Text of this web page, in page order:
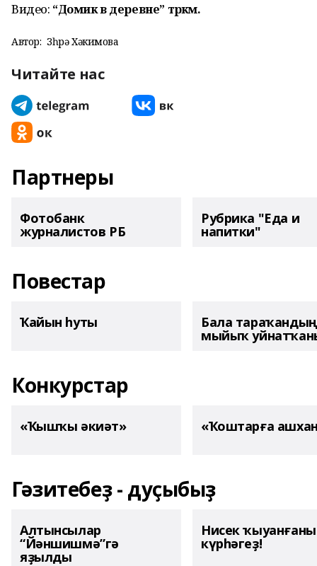
Видео: “Домик в деревне” төркөмө.
Автор: Зөһрә Хәкимова
Читайте нас
Партнеры
Фотобанк
журналистов РБ
Рубрика "Еда и
напитки"
Повестар
Ҡайын һуты Бала тараҡандың
мыйыҡ
Конкурстар
«Ҡышҡы әкиәт» «Ҡоштарға
Гәзитебеҙ - дуҫыбыҙ
Алтынсылар
“Йәншишмә”гә
яҙылды
Нисек
күрһәгеҙ!